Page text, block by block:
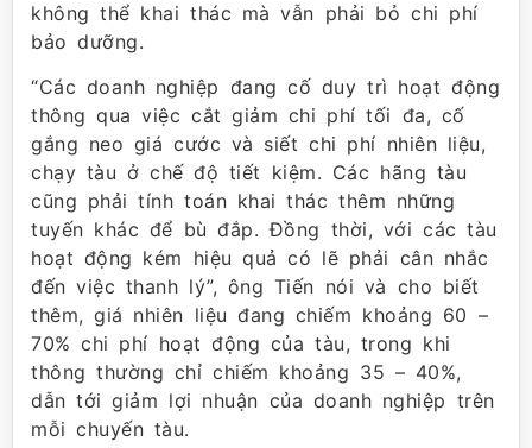
không thể khai thác mà vẫn phải bỏ chi phí
bảo dưỡng.
“Các doanh nghiệp đang cố duy trì hoạt động
thông qua việc cắt giảm chi phí tối đa, cố
gắng neo giá cước và siết chi phí nhiên liệu,
chạy tàu ở chế độ tiết kiệm. Các hãng tàu
cũng phải tính toán khai thác thêm những
tuyến khác để bù đắp. Đồng thời, với các tàu
hoạt động kém hiệu quả có lẽ phải cân nhắc
đến việc thanh lý”, ông Tiến nói và cho biết
thêm, giá nhiên liệu đang chiếm khoảng 60 –
70% chi phí hoạt động của tàu, trong khi
thông thường chỉ chiếm khoảng 35 – 40%,
dẫn tới giảm lợi nhuận của doanh nghiệp trên
mỗi chuyến tàu.